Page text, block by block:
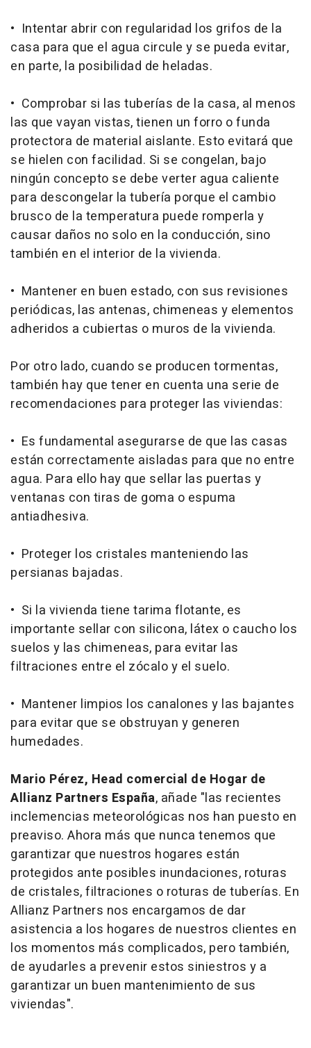
• Intentar abrir con regularidad los grifos de la
casa para que el agua circule y se pueda evitar,
en parte, la posibilidad de heladas.
• Comprobar si las tuberías de la casa, al menos
las que vayan vistas, tienen un forro o funda
protectora de material aislante. Esto evitará que
se hielen con facilidad. Si se congelan, bajo
ningún concepto se debe verter agua caliente
para descongelar la tubería porque el cambio
brusco de la temperatura puede romperla y
causar daños no solo en la conducción, sino
también en el interior de la vivienda.
• Mantener en buen estado, con sus revisiones
periódicas, las antenas, chimeneas y elementos
adheridos a cubiertas o muros de la vivienda.
Por otro lado, cuando se producen tormentas,
también hay que tener en cuenta una serie de
recomendaciones para proteger las viviendas:
• Es fundamental asegurarse de que las casas
están correctamente aisladas para que no entre
agua. Para ello hay que sellar las puertas y
ventanas con tiras de goma o espuma
antiadhesiva.
• Proteger los cristales manteniendo las
persianas bajadas.
• Si la vivienda tiene tarima flotante, es
importante sellar con silicona, látex o caucho los
suelos y las chimeneas, para evitar las
filtraciones entre el zócalo y el suelo.
• Mantener limpios los canalones y las bajantes
para evitar que se obstruyan y generen
humedades.
Mario Pérez, Head comercial de Hogar de
Allianz Partners España, añade "las recientes
inclemencias meteorológicas nos han puesto en
preaviso. Ahora más que nunca tenemos que
garantizar que nuestros hogares están
protegidos ante posibles inundaciones, roturas
de cristales, filtraciones o roturas de tuberías. En
Allianz Partners nos encargamos de dar
asistencia a los hogares de nuestros clientes en
los momentos más complicados, pero también,
de ayudarles a prevenir estos siniestros y a
garantizar un buen mantenimiento de sus
viviendas".